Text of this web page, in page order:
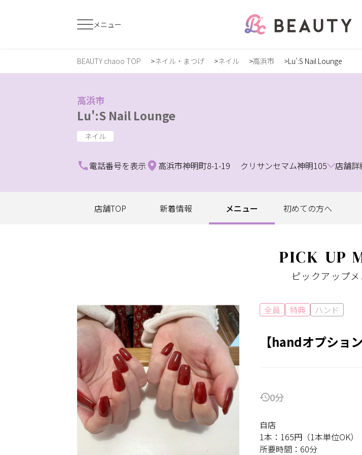
メニュー
すでに会員の方 はじめてご利用の方
ジャンルで探す
ネイル・まつげ
スクール・
トレーニング
メンズ
利用規約
プライバシーポリシー
サイトマップ
お知らせ
BEAUTY chaoo TOP ネイル・まつげ ネイル 高浜市 Lu':S Nail Lounge
高浜市
Lu':S Nail Lounge
ネイル
電話番号を表示 高浜市神明町8-1-19 クリサンセマム神明105 店舗詳
店舗TOP 新着情報 メニュー 初めての方へ
PICK UP
ピックアップ
全員 特典 ハンド
【handオプショ
0分
自店
1本：165円（1本単位OK）
所要時間：60分